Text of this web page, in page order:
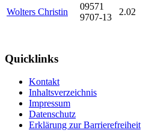
Wolters Christin
09571
9707-13
2.02
Quicklinks
Kontakt
Inhaltsverzeichnis
Impressum
Datenschutz
Erklärung zur Barrierefreiheit